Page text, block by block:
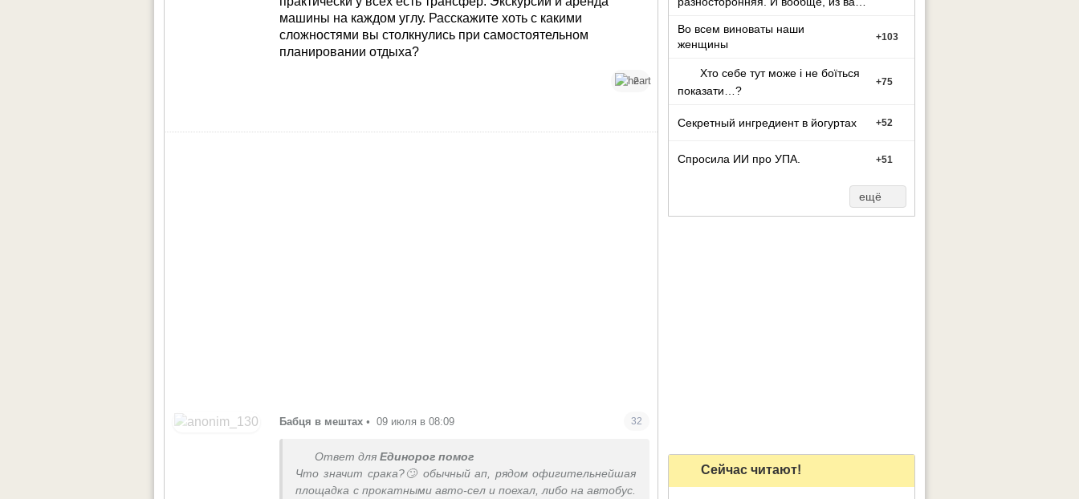
Но первый раз самостоятельно я ехала в Будапешт. Потому
что близко и просто.
машины на каждом углу. Расскажите хоть с какими
сложностями вы столкнулись при самостоятельном
планировании отдыха?
2
Бабця в мештах • 09 июля в 08:09 32
Ответ для Единорог помог
Что значит срака?🙄 обычный ап, рядом офигительнейшая
площадка с прокатными авто-сел и поехал, либо на автобус.
Во всем виноваты наши
женщины
+103
Хто себе тут може і не боїться
показати…?
+75
Секретный ингредиент в йогуртах +52
Спросила ИИ про УПА. +51
ещё
Сейчас читают!